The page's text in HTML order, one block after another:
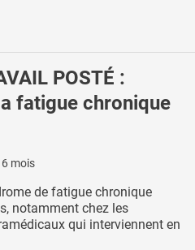
POSTÉ :
fatigue chronique
mois
de fatigue chronique
notamment chez les
qui interviennent en